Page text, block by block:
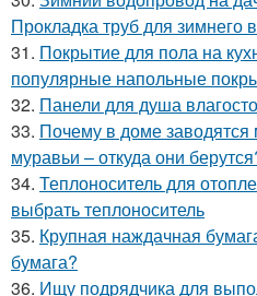
Прокладка труб для зимнего
31. Покрытие для пола на
популярные напольные
32. Панели для душа
33. Почему в доме
муравьи – откуда они
34. Теплоноситель для
выбрать теплоноситель
35. Крупная наждачная
бумага?
36. Ищу подрядчика для